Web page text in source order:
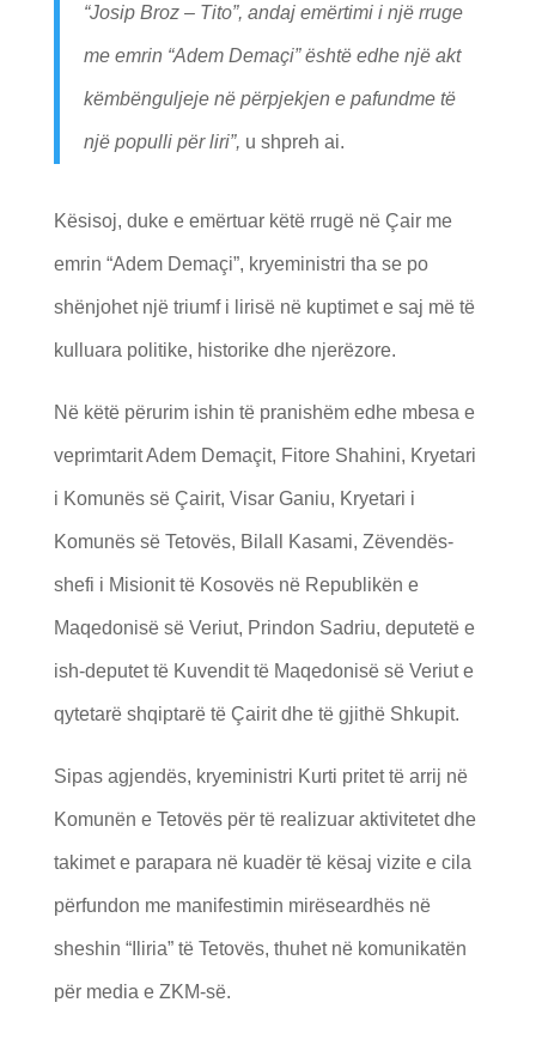
“Josip Broz – Tito”, andaj emërtimi i një rruge
me emrin “Adem Demaçi” është edhe një akt
këmbënguljeje në përpjekjen e pafundme të
një populli për liri”, u shpreh ai.
Kësisoj, duke e emërtuar këtë rrugë në Çair me
emrin “Adem Demaçi”, kryeministri tha se po
shënjohet një triumf i lirisë në kuptimet e saj më të
kulluara politike, historike dhe njerëzore.
Në këtë përurim ishin të pranishëm edhe mbesa e
veprimtarit Adem Demaçit, Fitore Shahini, Kryetari
i Komunës së Çairit, Visar Ganiu, Kryetari i
Komunës së Tetovës, Bilall Kasami, Zëvendës-
shefi i Misionit të Kosovës në Republikën e
Maqedonisë së Veriut, Prindon Sadriu, deputetë e
ish-deputet të Kuvendit të Maqedonisë së Veriut e
qytetarë shqiptarë të Çairit dhe të gjithë Shkupit.
Sipas agjendës, kryeministri Kurti pritet të arrij në
Komunën e Tetovës për të realizuar aktivitetet dhe
takimet e parapara në kuadër të kësaj vizite e cila
përfundon me manifestimin mirëseardhës në
sheshin “Iliria” të Tetovës, thuhet në komunikatën
për media e ZKM-së.